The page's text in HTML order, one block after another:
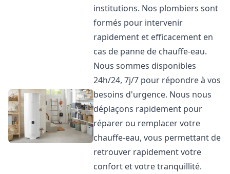
institutions. Nos plombiers sont
formés pour intervenir
rapidement et efficacement en
cas de panne de chauffe-eau.
Nous sommes disponibles
24h/24, 7j/7 pour répondre à vos
besoins d'urgence. Nous nous
déplaçons rapidement pour
réparer ou remplacer votre
chauffe-eau, vous permettant de
retrouver rapidement votre
confort et votre tranquillité.